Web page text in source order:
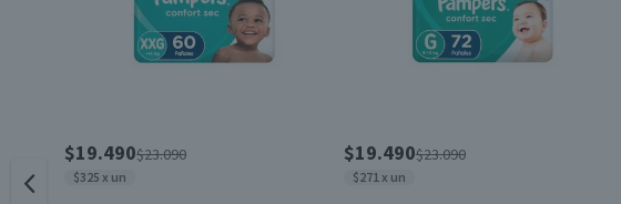
$19.490$23.090
$325 x un
$19.490$23.090
$271 x un